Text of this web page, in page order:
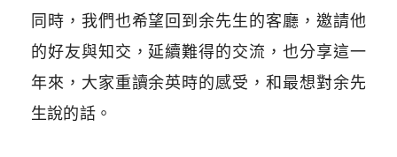
同時，我們也希望回到余先生的客廳，邀請他
的好友與知交，延續難得的交流，也分享這一
年來，大家重讀余英時的感受，和最想對余先
生說的話。